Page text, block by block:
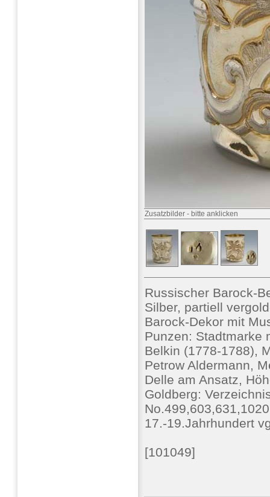
Zusatzbilder - bitte anklicken
Russischer Barock-
Silber, partiell
Barock-Dekor mit
Punzen: Stadtmarke
Belkin (1778-1788),
Petrow Aldermann,
Delle am Ansatz,
Goldberg:
17.-19.Jahrhundert
[101049]